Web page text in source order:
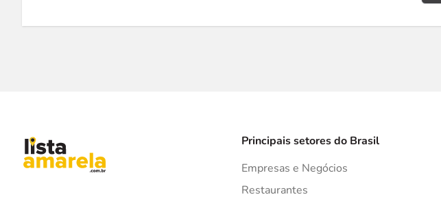
Principais setores do Brasil
Empresas e Negócios
Restaurantes